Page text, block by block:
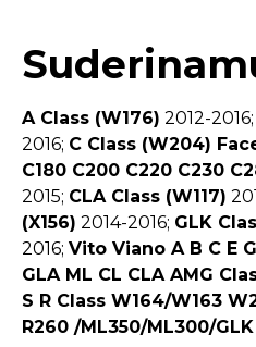
A Class (W176) 2012-2016;
2016; C Class (W204)
C180 C200 C220 C230
2015; CLA Class (W117)
(X156) 2014-2016; GLK
2016; Vito Viano A B C E
GLA ML CL CLA AMG
S R Class W164/W163
R260 /ML350/ML300/